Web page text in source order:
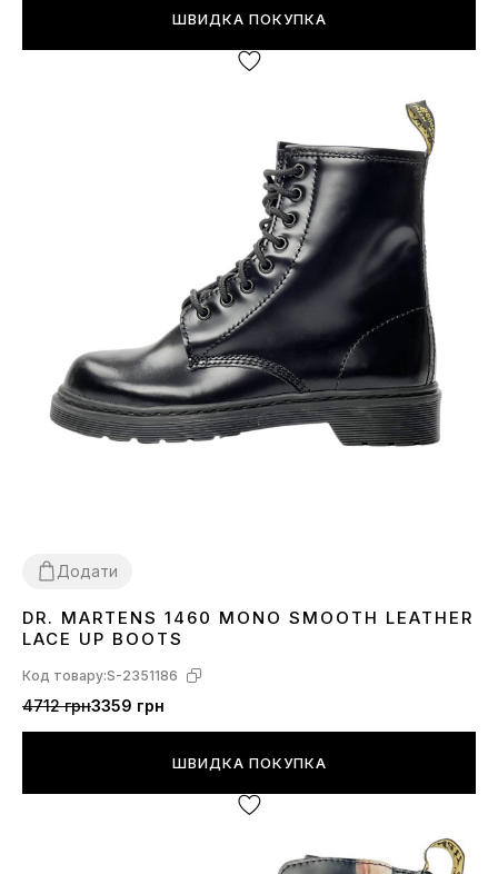
ШВИДКА ПОКУПКА
Додати
36 3738
DR. MARTENS 1460 MONO SMOOTH LEATHER
LACE UP BOOTS
Код товару:S-2351186
4712 грн3359 грн
ШВИДКА ПОКУПКА